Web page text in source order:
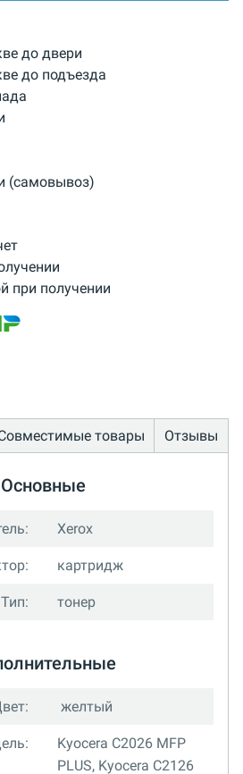
до двери
до подъезда
(самовывоз)
при получении
товары Отзывы
Основные
Xerox
картридж
Тип: тонер
желтый
Kyocera C2026 MFP
PLUS, Kyocera C2126